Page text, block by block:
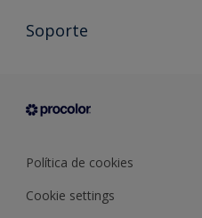
Todos los productos
Condiciones generales de venta
Soporte
Sobre Procolor
Política de cookies
Cookie settings